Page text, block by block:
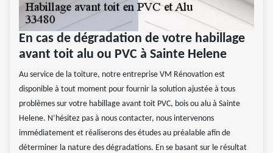
En cas de dégradation de votre habillage
avant toit alu ou PVC à Sainte Helene
Au service de la toiture, notre entreprise VM Rénovation est
disponible à tout moment pour fournir la solution ajustée à tous
problèmes sur votre habillage avant toit PVC, bois ou alu à Sainte
Helene. N’hésitez pas à nous contacter, nous intervenons
immédiatement et réaliserons des études au préalable afin de
déterminer la nature des dégradations. En se basant sur le résultat